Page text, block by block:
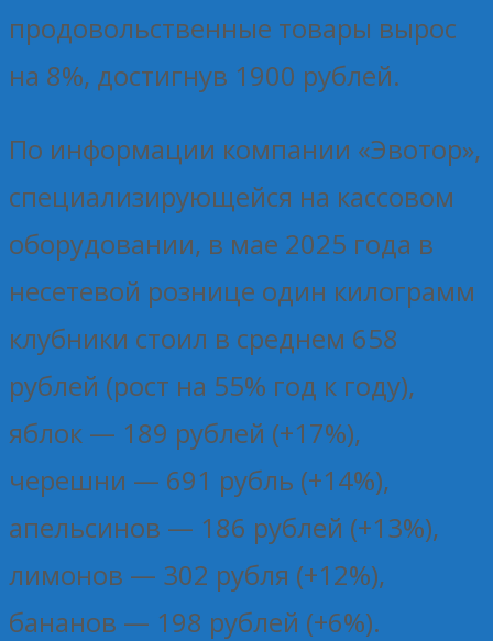
продовольственные товары вырос
на 8%, достигнув 1900 рублей.
По информации компании «Эвотор»,
специализирующейся на кассовом
оборудовании, в мае 2025 года в
несетевой рознице один килограмм
клубники стоил в среднем 658
рублей (рост на 55% год к году),
яблок — 189 рублей (+17%),
черешни — 691 рубль (+14%),
апельсинов — 186 рублей (+13%),
лимонов — 302 рубля (+12%),
бананов — 198 рублей (+6%).